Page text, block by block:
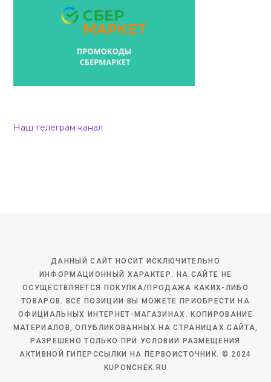
Наш телеграм канал
ДАННЫЙ САЙТ НОСИТ ИСКЛЮЧИТЕЛЬНО
ИНФОРМАЦИОННЫЙ ХАРАКТЕР. НА САЙТЕ НЕ
ОСУЩЕСТВЛЯЕТСЯ ПОКУПКА/ПРОДАЖА КАКИХ-ЛИБО
ТОВАРОВ. ВСЕ ПОЗИЦИИ ВЫ МОЖЕТЕ ПРИОБРЕСТИ НА
ОФИЦИАЛЬНЫХ ИНТЕРНЕТ-МАГАЗИНАХ. КОПИРОВАНИЕ
МАТЕРИАЛОВ, ОПУБЛИКОВАННЫХ НА СТРАНИЦАХ САЙТА,
РАЗРЕШЕНО ТОЛЬКО ПРИ УСЛОВИИ РАЗМЕЩЕНИЯ
АКТИВНОЙ ГИПЕРССЫЛКИ НА ПЕРВОИСТОЧНИК. © 2024
KUPONCHEK.RU